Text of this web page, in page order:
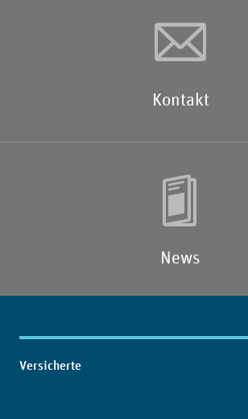
Kontakt
News
Inhaltsübersicht
Versicherte